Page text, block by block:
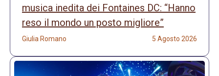
musica inedita dei Fontaines DC: “Hanno
reso il mondo un posto migliore”
Giulia Romano 5 Agosto 2026